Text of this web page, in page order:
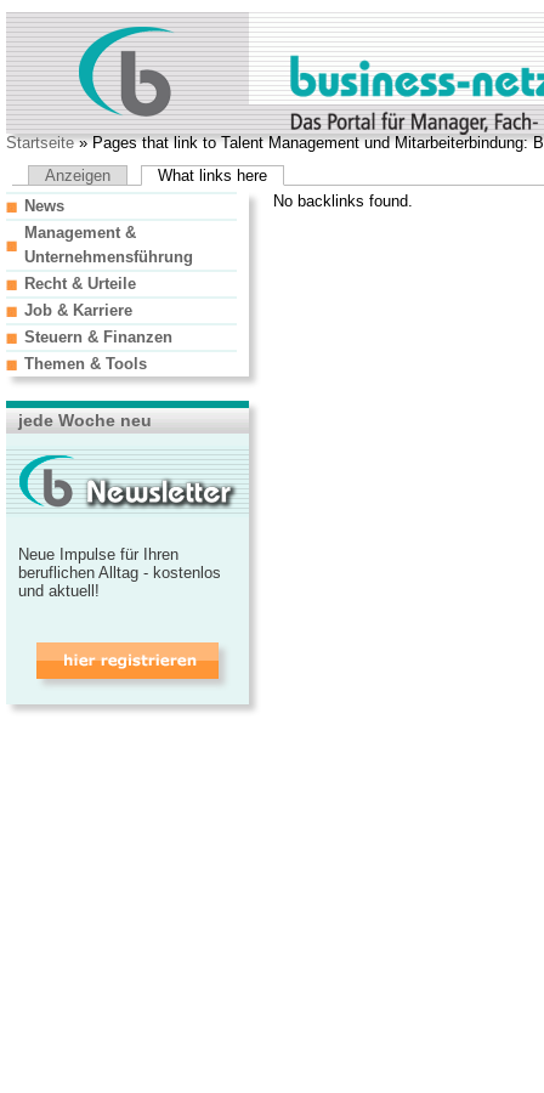
Startseite» Pages that link to Talent Management und Mitarbeiterbindung:
Anzeigen
What links here
No backlinks found.
News
Management &
Unternehmensführung
Recht & Urteile
Job & Karriere
Steuern & Finanzen
Themen & Tools
jede Woche neu
Neue Impulse für Ihren
beruflichen Alltag - kostenlos
und aktuell!